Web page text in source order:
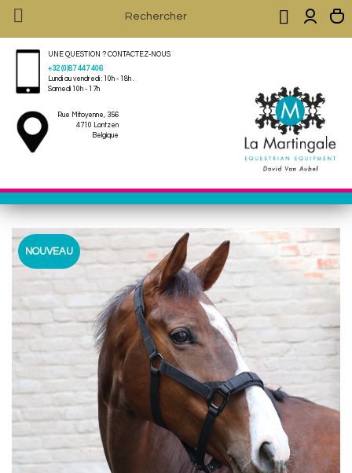
 
UNE QUESTION ? CONTACTEZ-NOUS
+32 (0)87 447 406
Lundi au vendredi : 10h - 18h .
Samedi 10h - 17h
Rue Mitoyenne, 356
4710 Lontzen
Belgique
NOUVEAU